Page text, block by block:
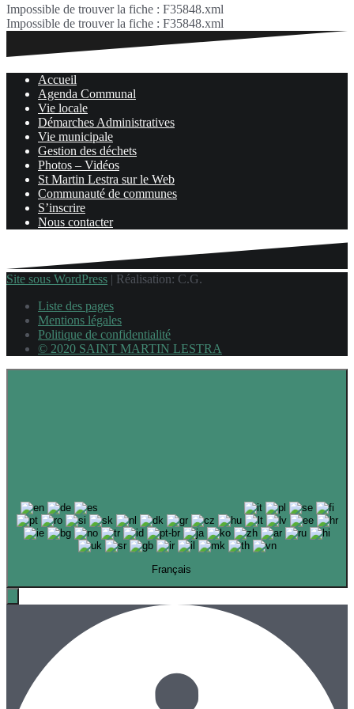
Impossible de trouver la fiche : F35848.xml
Impossible de trouver la fiche : F35848.xml
Accueil
Agenda Communal
Vie locale
Démarches Administratives
Vie municipale
Gestion des déchets
Photos – Vidéos
St Martin Lestra sur le Web
Communauté de communes
S’inscrire
Nous contacter
Site sous WordPress | Réalisation: C.G.
Liste des pages
Mentions légales
Politique de confidentialité
© 2020 SAINT MARTIN LESTRA
Français